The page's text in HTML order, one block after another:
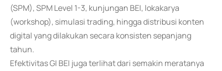
(SPM), SPM Level 1-3, kunjungan BEI, lokakarya
(workshop), simulasi trading, hingga distribusi konten
digital yang dilakukan secara konsisten sepanjang
tahun.
Efektivitas GI BEI juga terlihat dari semakin meratanya